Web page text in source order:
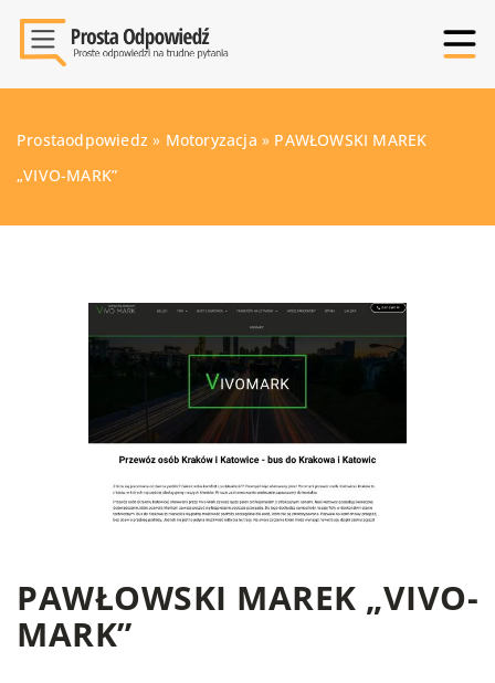
Prostaodpowiedz » Motoryzacja » PAWŁOWSKI MAREK
„VIVO-MARK”
PAWŁOWSKI MAREK „VIVO-
MARK”